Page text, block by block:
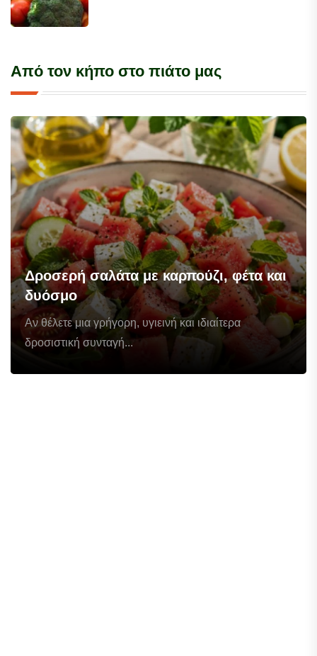
Από τον κήπο στο πιάτο μας
Δροσερή σαλάτα με καρπούζι, φέτα και
δυόσμο
Αν θέλετε μια γρήγορη, υγιεινή και ιδιαίτερα
δροσιστική συνταγή...